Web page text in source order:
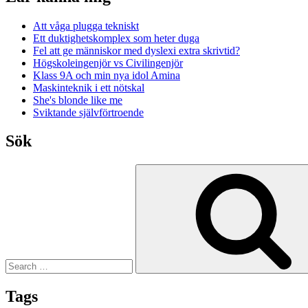
Att våga plugga tekniskt
Ett duktighetskomplex som heter duga
Fel att ge människor med dyslexi extra skrivtid?
Högskoleingenjör vs Civilingenjör
Klass 9A och min nya idol Amina
Maskinteknik i ett nötskal
She's blonde like me
Sviktande självförtroende
Sök
Tags